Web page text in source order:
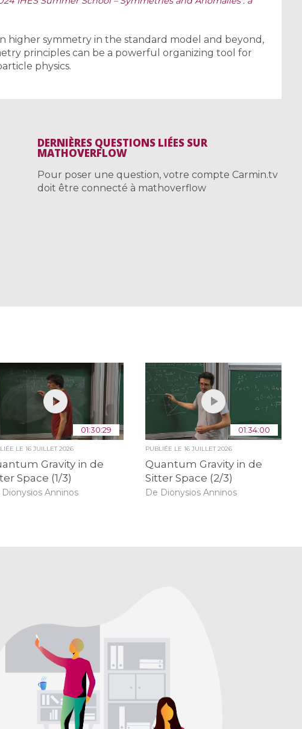
higher symmetry in the standard model and beyond,
principles can be a powerful organizing tool for
physics.
DERNIÈRES QUESTIONS LIÉES SUR
MATHOVERFLOW
Pour poser une question, votre compte Carmin.tv
doit être connecté à mathoverflow
01:30:29
LE16 JUILLET 2026
Gravity in de
Space (1/3)
Dionysios Anninos
01:34:00
PUBLIÉE LE 16 JUILLET 2026
Quantum Gravity in de
Sitter Space (2/3)
De Dionysios Anninos